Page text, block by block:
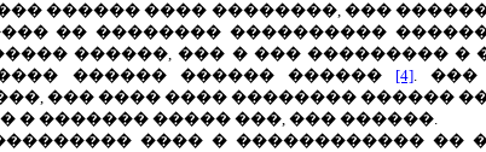
������ ���� ��������, ���
�� �������� ����������
������, ��� � ��� ��������� �
������ ������ ������ [4]. ���
��� ���� ���� �������� ������
� ������� ����� ���, ��� ������.
���� � ������������ ��